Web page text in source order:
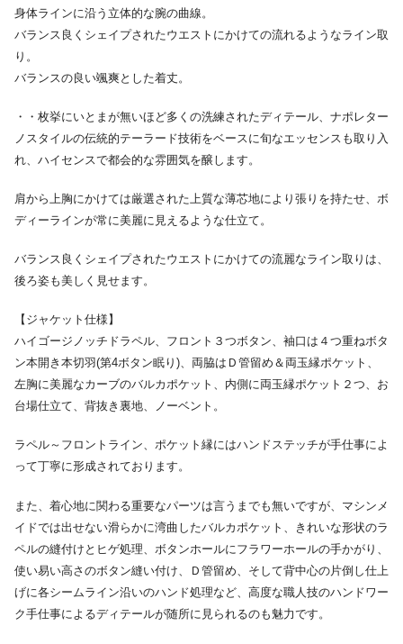
身体ラインに沿う立体的な腕の曲線。
バランス良くシェイプされたウエストにかけての流れるようなライン取
り。
バランスの良い颯爽とした着丈。
・・枚挙にいとまが無いほど多くの洗練されたディテール、ナポレター
ノスタイルの伝統的テーラード技術をベースに旬なエッセンスも取り入
れ、ハイセンスで都会的な雰囲気を醸します。
肩から上胸にかけては厳選された上質な薄芯地により張りを持たせ、ボ
ディーラインが常に美麗に見えるような仕立て。
バランス良くシェイプされたウエストにかけての流麗なライン取りは、
後ろ姿も美しく見せます。
【ジャケット仕様】
ハイゴージノッチドラペル、フロント３つボタン、袖口は４つ重ねボタ
ン本開き本切羽(第4ボタン眠り)、両脇はＤ管留め＆両玉縁ポケット、
左胸に美麗なカーブのバルカポケット、内側に両玉縁ポケット２つ、お
台場仕立て、背抜き裏地、ノーベント。
ラペル～フロントライン、ポケット縁にはハンドステッチが手仕事によ
って丁寧に形成されております。
また、着心地に関わる重要なパーツは言うまでも無いですが、マシンメ
イドでは出せない滑らかに湾曲したバルカポケット、きれいな形状のラ
ペルの縫付けとヒゲ処理、ボタンホールにフラワーホールの手かがり、
使い易い高さのボタン縫い付け、Ｄ管留め、そして背中心の片倒し仕上
げに各シームライン沿いのハンド処理など、高度な職人技のハンドワー
ク手仕事によるディテールが随所に見られるのも魅力です。